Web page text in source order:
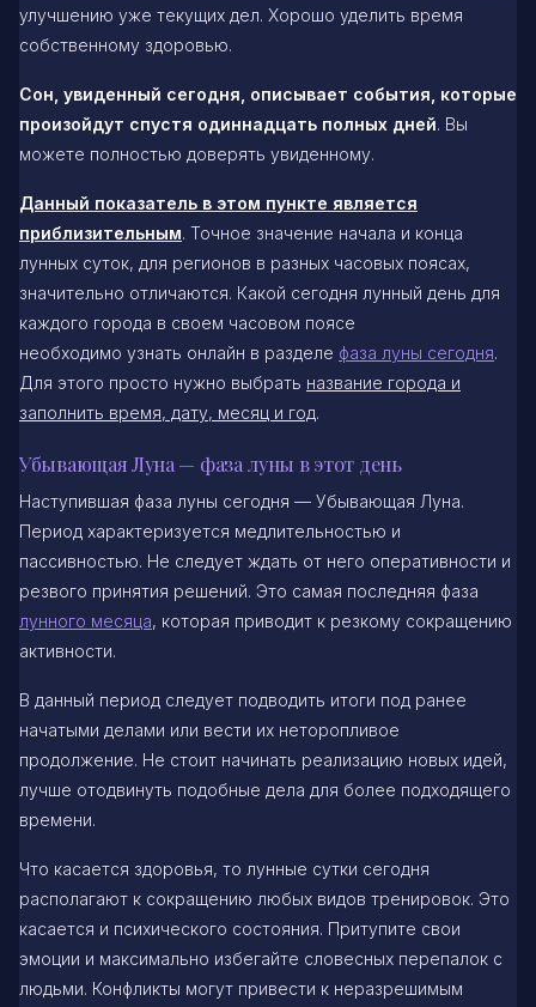
улучшению уже текущих дел. Хорошо уделить время
собственному здоровью.
Сон, увиденный сегодня, описывает события, которые
произойдут спустя одиннадцать полных дней. Вы
можете полностью доверять увиденному.
Данный показатель в этом пункте является
приблизительным. Точное значение начала и конца
лунных суток, для регионов в разных часовых поясах,
значительно отличаются. Какой сегодня лунный день для
каждого города в своем часовом поясе
необходимо узнать онлайн в разделе фаза луны сегодня.
Для этого просто нужно выбрать название города и
заполнить время, дату, месяц и год.
Убывающая Луна — фаза луны в этот день
Наступившая фаза луны сегодня — Убывающая Луна.
Период характеризуется медлительностью и
пассивностью. Не следует ждать от него оперативности и
резвого принятия решений. Это самая последняя фаза
лунного месяца, которая приводит к резкому сокращению
активности.
В данный период следует подводить итоги под ранее
начатыми делами или вести их неторопливое
продолжение. Не стоит начинать реализацию новых идей,
лучше отодвинуть подобные дела для более подходящего
времени.
Что касается здоровья, то лунные сутки сегодня
располагают к сокращению любых видов тренировок. Это
касается и психического состояния. Притупите свои
эмоции и максимально избегайте словесных перепалок с
людьми. Конфликты могут привести к неразрешимым